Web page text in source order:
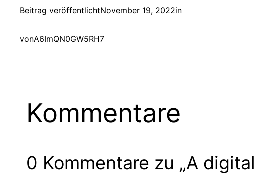
Beitrag veröffentlichtNovember 19, 2022in
vonA6ImQN0GW5RH7
Kommentare
0 Kommentare zu „A